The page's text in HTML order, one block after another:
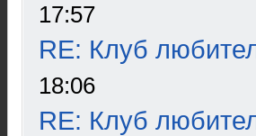
17:57
RE: Клуб
18:06
RE: Клуб